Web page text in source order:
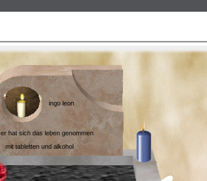
ingo leon
er hat sich das leben genommen
mit tabletten und alkohol